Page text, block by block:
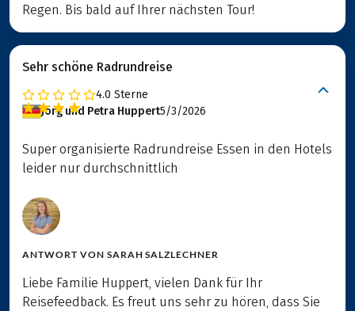
Regen. Bis bald auf Ihrer nächsten Tour!
Sehr schöne Radrundreise
4.0 Sterne
Jörg und Petra Huppert5/3/2026
Super organisierte Radrundreise Essen in den Hotels
leider nur durchschnittlich
ANTWORT VON SARAH SALZLECHNER
Liebe Familie Huppert, vielen Dank für Ihr
Reisefeedback. Es freut uns sehr zu hören, dass Sie